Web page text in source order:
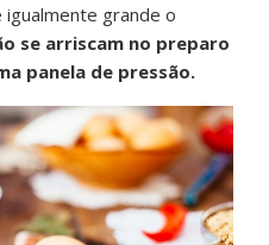
grande o
se arriscam no preparo
panela de pressão.